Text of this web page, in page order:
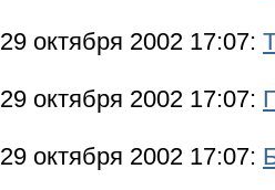
29 октября 2002 17:07:
29 октября 2002 17:07:
29 октября 2002 17:07: